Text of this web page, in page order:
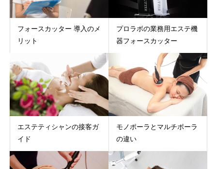
フォースカッター 導入のメ
リット
プロラボの業務用エステ機
器フォースカッター
エステティシャンの接客ガ
イド
モノポーラとマルチポーラ
の違い